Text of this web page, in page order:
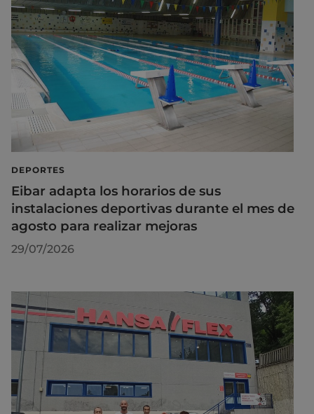
DEPORTES
Eibar adapta los horarios de sus
instalaciones deportivas durante el mes de
agosto para realizar mejoras
29/07/2026